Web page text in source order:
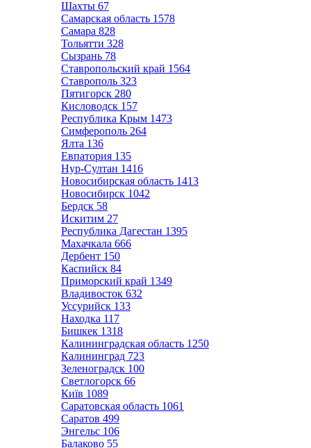
Шахты 67
Самарская область 1578
Самара 828
Тольятти 328
Сызрань 78
Ставропольский край 1564
Ставрополь 323
Пятигорск 280
Кисловодск 157
Республика Крым 1473
Симферополь 264
Ялта 136
Евпатория 135
Нур-Султан 1416
Новосибирская область 1413
Новосибирск 1042
Бердск 58
Искитим 27
Республика Дагестан 1395
Махачкала 666
Дербент 150
Каспийск 84
Приморский край 1349
Владивосток 632
Уссурийск 133
Находка 117
Бишкек 1318
Калининградская область 1250
Калининград 723
Зеленоградск 100
Светлогорск 66
Київ 1089
Саратовская область 1061
Саратов 499
Энгельс 106
Балаково 55